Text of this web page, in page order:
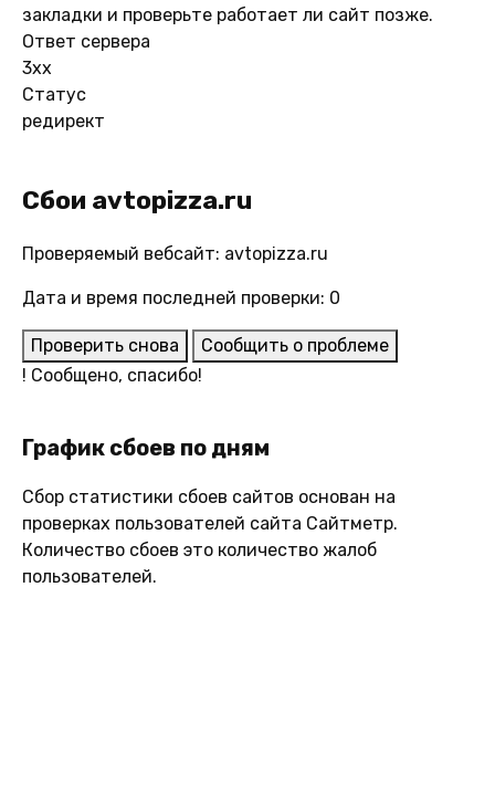
закладки и проверьте работает ли сайт позже.
Ответ сервера
3xx
Статус
редирект
Сбои avtopizza.ru
Проверяемый вебсайт: avtopizza.ru
Дата и время последней проверки: 0
Проверить снова
Сообщить о проблеме
! Сообщено, спасибо!
График сбоев по дням
Сбор статистики сбоев сайтов основан на
проверках пользователей сайта Сайтметр.
Количество сбоев это количество жалоб
пользователей.